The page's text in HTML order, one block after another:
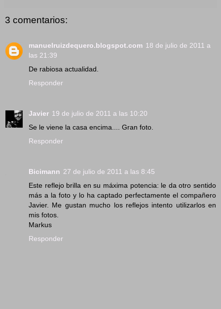
3 comentarios:
manuelruizdequero.blogspot.com 18 de julio de 2011 a
las 21:39
De rabiosa actualidad.
Responder
Javier 19 de julio de 2011 a las 10:20
Se le viene la casa encima.... Gran foto.
Responder
Bicimann 27 de julio de 2011 a las 8:45
Este reflejo brilla en su máxima potencia: le da otro sentido
más a la foto y lo ha captado perfectamente el compañero
Javier. Me gustan mucho los reflejos intento utilizarlos en
mis fotos.
Markus
Responder